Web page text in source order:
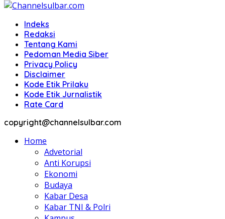
Indeks
Redaksi
Tentang Kami
Pedoman Media Siber
Privacy Policy
Disclaimer
Kode Etik Prilaku
Kode Etik Jurnalistik
Rate Card
copyright@channelsulbar.com
Home
Advetorial
Anti Korupsi
Ekonomi
Budaya
Kabar Desa
Kabar TNI & Polri